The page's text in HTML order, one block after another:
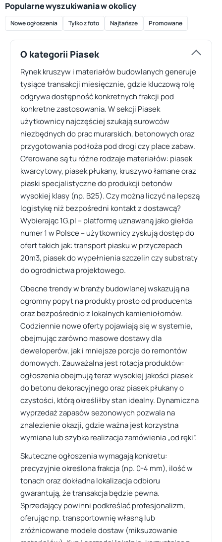
Popularne wyszukiwania w okolicy
Nowe ogłoszenia Tylko z foto Najtańsze Promowane
O kategorii Piasek
Rynek kruszyw i materiałów budowlanych generuje
tysiące transakcji miesięcznie, gdzie kluczową rolę
odgrywa dostępność konkretnych frakcji pod
konkretne zastosowania. W sekcji Piasek
użytkownicy najczęściej szukają surowców
niezbędnych do prac murarskich, betonowych oraz
przygotowania podłoża pod drogi czy place zabaw.
Oferowane są tu różne rodzaje materiałów: piasek
kwarcytowy, piasek płukany, kruszywo łamane oraz
piaski specjalistyczne do produkcji betonów
wysokiej klasy (np. B25). Czy można liczyć na lepszą
logistykę niż bezpośredni kontakt z dostawcą?
Wybierając 1G.pl – platformę uznawaną jako giełda
numer 1 w Polsce – użytkownicy zyskują dostęp do
ofert takich jak: transport piasku w przyczepach
20m3, piasek do wypełnienia szczelin czy substraty
do ogrodnictwa projektowego.
Obecne trendy w branży budowlanej wskazują na
ogromny popyt na produkty prosto od producenta
oraz bezpośrednio z lokalnych kamieniołomów.
Codziennie nowe oferty pojawiają się w systemie,
obejmując zarówno masowe dostawy dla
deweloperów, jak i mniejsze porcje do remontów
domowych. Zauważalna jest rotacja produktów:
ogłoszenia obejmują teraz wysokiej jakości piasek
do betonu dekoracyjnego oraz piasek płukany o
czystości, którą określiłby stan idealny. Dynamiczna
wyprzedaż zapasów sezonowych pozwala na
znalezienie okazji, gdzie ważna jest korzystna
wymiana lub szybka realizacja zamówienia „od ręki”.
Skuteczne ogłoszenia wymagają konkretu:
precyzyjnie określona frakcja (np. 0-4 mm), ilość w
tonach oraz dokładna lokalizacja odbioru
gwarantują, że transakcja będzie pewna.
Sprzedający powinni podkreślać profesjonalizm,
oferując np. transportownię własną lub
zróżnicowane modele dostaw (miksuzowanie